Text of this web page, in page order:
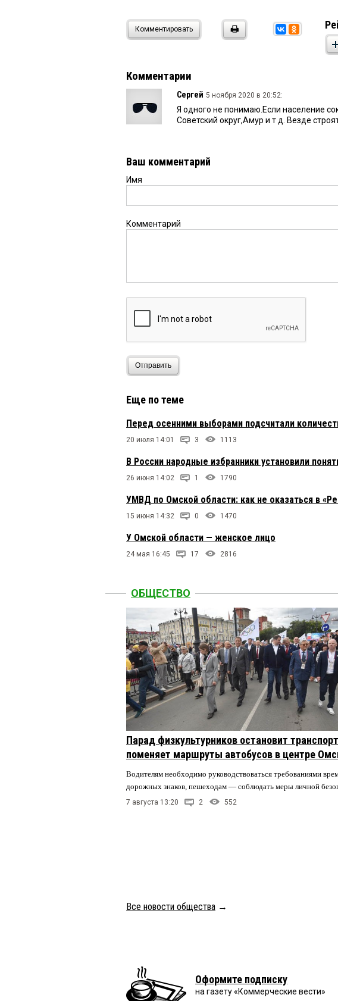
Комментировать
Комментарии
Сергей 5 ноября 2020 в 20:52:
Я одного не понимаю.Если население
Советский округ,Амур и т д. Везде
Ваш комментарий
Имя
Комментарий
Отправить
Еще по теме
Перед осенними выборами подсчитали
20 июля 14:01 3 1113
В России народные избранники установили
26 июня 14:02 1 1790
УМВД по Омской области: как не оказаться в
15 июня 14:32 0 1470
У Омской области — женское лицо
24 мая 16:45 17 2816
ОБЩЕСТВО
Парад физкультурников остановит
поменяет маршруты автобусов в центре
Водителям необходимо руководствоваться требованиями
дорожных знаков, пешеходам — соблюдать меры личной
7 августа 13:20 2 552
Все новости общества →
Оформите подписку
на газету «Коммерческие вести»